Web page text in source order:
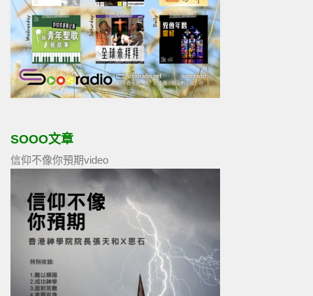
SOOO文章
信仰不像你預期video